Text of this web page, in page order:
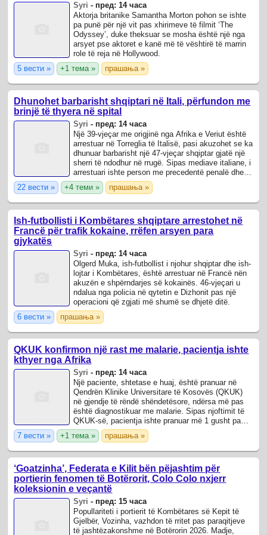
Syri - пред: 14 часа
Aktorja britanike Samantha Morton pohon se ishte
pa punë për një vit pas xhirimeve të filmit ‘The
Odyssey’, duke theksuar se mosha është një nga
arsyet pse aktoret e kanë më të vështirë të marrin
role të reja në Hollywood.
5 вести »
+1 тема » прашања »
Dhunohet barbarisht shqiptari në Itali, përfundon me
brinjë të thyera në spital
Syri - пред: 14 часа
Një 39-vjeçar me origjinë nga Afrika e Veriut është
arrestuar në Torreglia të Italisë, pasi akuzohet se ka
dhunuar barbarisht një 47-vjeçar shqiptar gjatë një
sherri të ndodhur në rrugë. Sipas mediave italiane, i
arrestuari ishte person me precedentë penalë dhe i
njohur për ...
22 вести » +4 теми » прашања »
Ish-futbollisti i Kombëtares shqiptare arrestohet në
Francë për trafik kokaine, rrëfen arsyen para
gjykatës
Syri - пред: 14 часа
Olgerd Muka, ish-futbollist i njohur shqiptar dhe ish-
lojtar i Kombëtares, është arrestuar në Francë nën
akuzën e shpërndarjes së kokainës. 46-vjeçari u
ndalua nga policia në qytetin e Dizhonit pas një
operacioni që zgjati më shumë se dhjetë ditë.
6 вести »
прашања »
QKUK konfirmon një rast me malarie, pacientja ishte
kthyer nga Afrika
Syri - пред: 14 часа
Një paciente, shtetase e huaj, është pranuar në
Qendrën Klinike Universitare të Kosovës (QKUK)
në gjendje të rëndë shëndetësore, ndërsa më pas
është diagnostikuar me malarie. Sipas njoftimit të
QKUK-së, pacientja ishte pranuar më 1 gusht pa
vetëdije dhe me parametra vitalë e ...
7 вести » +1 тема » прашања »
‘Goatzinha’, Federata e Kilit bën pëjashtim për
portierin fenomen të Botërorit, Colo Colo nxjerr
koleksionin e veçantë
Syri - пред: 15 часа
Popullariteti i portierit të Kombëtares së Kepit të
Gjelbër, Vozinha, vazhdon të rritet pas paraqitjeve
të jashtëzakonshme në Botërorin 2026. Madje,